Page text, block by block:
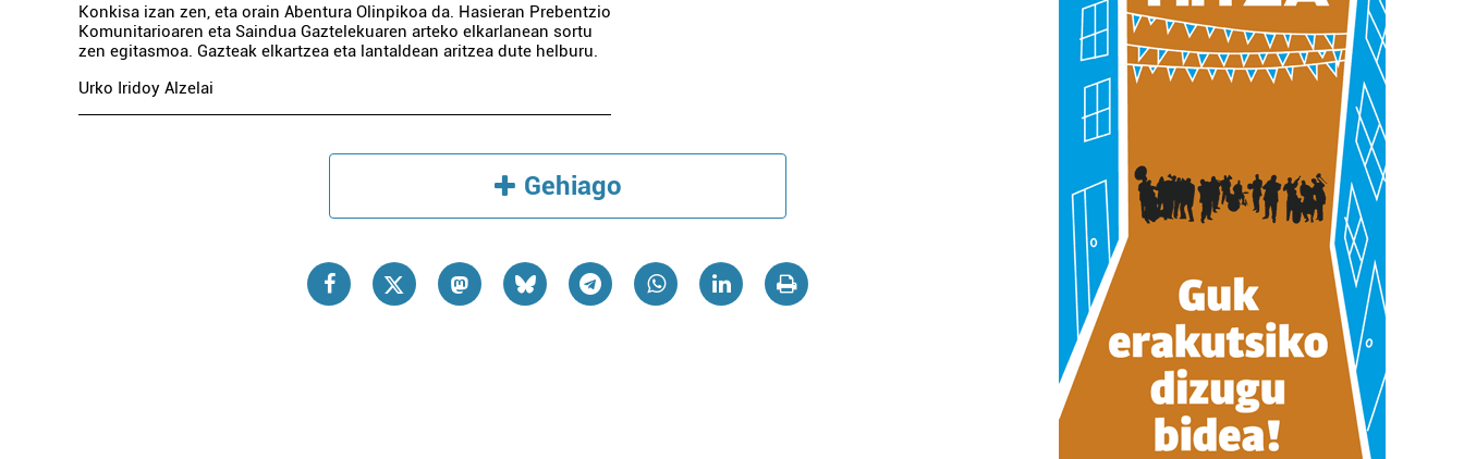
Konkisa izan zen, eta orain Abentura Olinpikoa da. Hasieran Prebentzio
Komunitarioaren eta Saindua Gaztelekuaren arteko elkarlanean sortu
zen egitasmoa. Gazteak elkartzea eta lantaldean aritzea dute helburu.
Urko Iridoy Alzelai
Gehiago